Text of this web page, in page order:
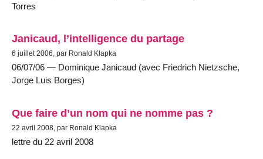
Torres
Janicaud, l’intelligence du partage
6 juillet 2006, par Ronald Klapka
06/07/06 — Dominique Janicaud (avec Friedrich Nietzsche,
Jorge Luis Borges)
Que faire d’un nom qui ne nomme pas ?
22 avril 2008, par Ronald Klapka
lettre du 22 avril 2008